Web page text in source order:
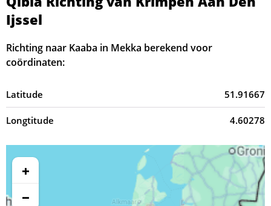
Ijssel
Richting naar Kaaba in Mekka berekend voor
coördinaten:
Latitude 51.91667
Longtitude 4.60278
+
−